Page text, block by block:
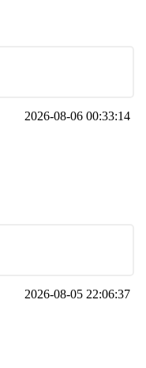
2026-08-06 00:33:14
2026-08-05 22:06:37